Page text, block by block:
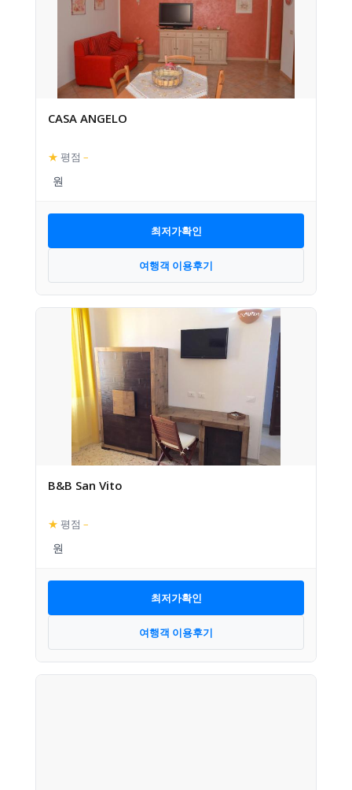
CASA ANGELO
★ 평점 –
최저가확인
여행객 이용후기
B&B San Vito
★ 평점 –
최저가확인
여행객 이용후기